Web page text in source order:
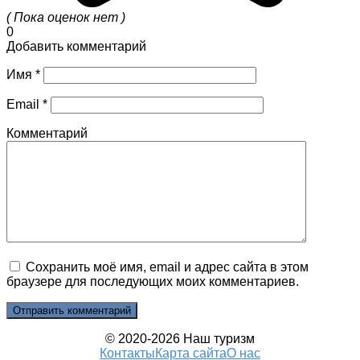
( Пока оценок нет )
0
Добавить комментарий
Имя *
Email *
Комментарий
Сохранить моё имя, email и адрес сайта в этом
браузере для последующих моих комментариев.
© 2020-2026 Наш туризм
КонтактыКарта сайтаО нас